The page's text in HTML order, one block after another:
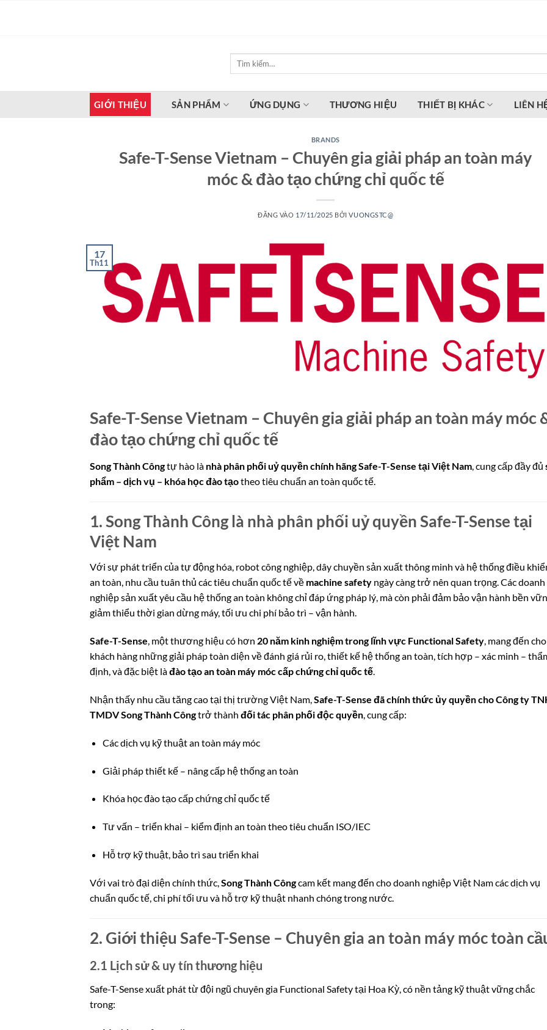
GIỚI THIỆU SẢN PHẨM ỨNG DỤNG THƯƠNG HIỆU THIẾT BỊ KHÁC LIÊN
BRANDS
Safe-T-Sense Vietnam – Chuyên gia giải pháp an toàn máy
móc & đào tạo chứng chỉ quốc tế
ĐĂNG VÀO 17/11/2025 BỞIVUONGSTC@
17
Th11
Safe-T-Sense Vietnam – Chuyên gia giải pháp an toàn máy móc
đào tạo chứng chỉ quốc tế
Song Thành Côngtự hào là nhà phân phối uỷ quyền chính hãng Safe-T-Sense tại Việt Nam, cung cấp đầy đủ
phẩm – dịch vụ – khóa học đào tạotheo tiêu chuẩn an toàn quốc tế.
1. Song Thành Công là nhà phân phối uỷ quyền Safe-T-Sense tại
Việt Nam
Với sự phát triển của tự động hóa, robot công nghiệp, dây chuyền sản xuất thông minh và hệ thống điều
an toàn, nhu cầu tuân thủ các tiêu chuẩn quốc tế về machine safety ngày càng trở nên quan trọng. Các doanh
nghiệp sản xuất yêu cầu hệ thống an toàn không chỉ đáp ứng pháp lý, mà còn phải đảm bảo vận hành bền
giảm thiểu thời gian dừng máy, tối ưu chi phí bảo trì – vận hành.
Safe-T-Sense, một thương hiệu có hơn 20 năm kinh nghiệm trong lĩnh vực Functional Safety, mang đến cho
khách hàng những giải pháp toàn diện về đánh giá rủi ro, thiết kế hệ thống an toàn, tích hợp – xác minh –
định, và đặc biệt làđào tạo an toàn máy móc cấp chứng chỉ quốc tế.
Nhận thấy nhu cầu tăng cao tại thị trường Việt Nam,Safe-T-Sense đã chính thức ủy quyền cho Công ty
TMDV Song Thành Côngtrở thành đối tác phân phối độc quyền, cung cấp:
Các dịch vụ kỹ thuật an toàn máy móc
Giải pháp thiết kế – nâng cấp hệ thống an toàn
Khóa học đào tạo cấp chứng chỉ quốc tế
Tư vấn – triển khai – kiểm định an toàn theo tiêu chuẩn ISO/IEC
Hỗ trợ kỹ thuật, bảo trì sau triển khai
Với vai trò đại diện chính thức, Song Thành Côngcam kết mang đến cho doanh nghiệp Việt Nam các dịch vụ
chuẩn quốc tế, chi phí tối ưu và hỗ trợ kỹ thuật nhanh chóng trong nước.
2. Giới thiệu Safe-T-Sense – Chuyên gia an toàn máy móc toàn
2.1 Lịch sử & uy tín thương hiệu
Safe-T-Sense xuất phát từ đội ngũ chuyên gia Functional Safety tại Hoa Kỳ, có nền tảng kỹ thuật vững chắc
trong: